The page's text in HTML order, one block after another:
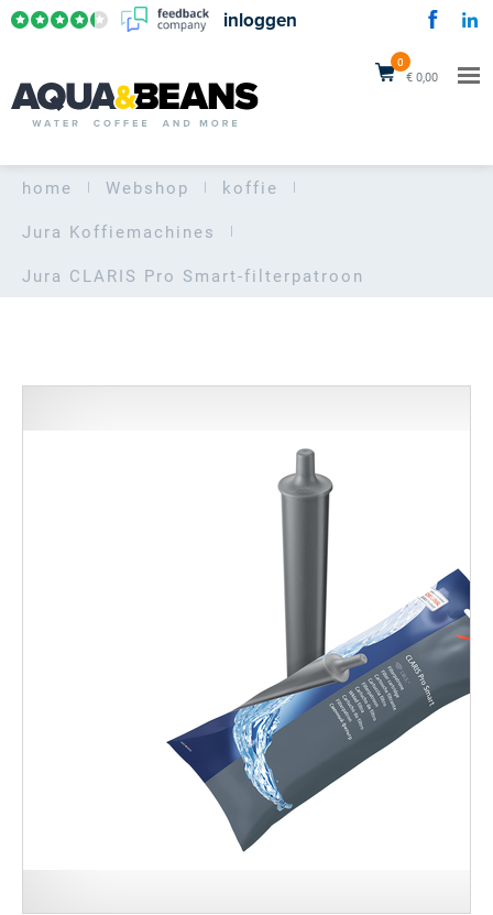
0
€ 0,00
inloggen
home Webshop
koffie
Jura Koffiemachines
Jura CLARIS Pro Smart-filterpatroon